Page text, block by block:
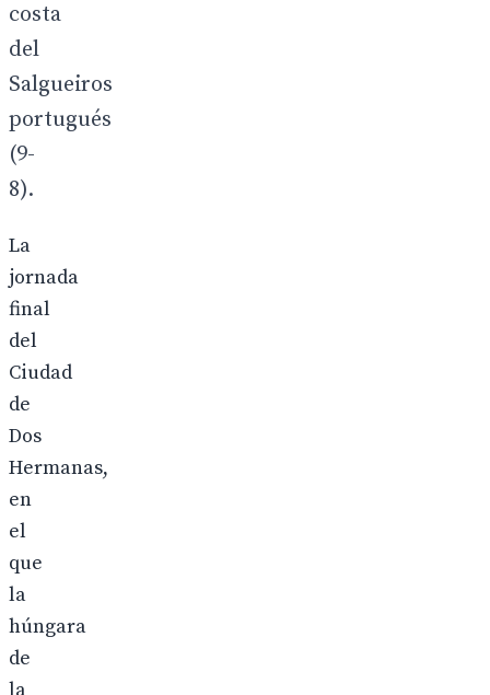
costa
del
Salgueiros
portugués
(9-
8).
La
jornada
final
del
Ciudad
de
Dos
Hermanas,
en
el
que
la
húngara
de